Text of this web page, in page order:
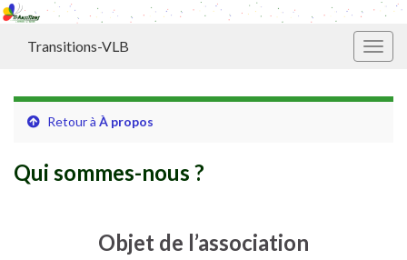
Transitions-VLB
Retour à À propos
Qui sommes-nous ?
Objet de l’association